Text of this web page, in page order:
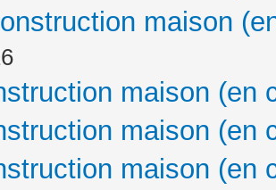
maison
maison (en
maison (en
maison (en